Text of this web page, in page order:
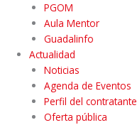
PGOM
Aula Mentor
Guadalinfo
Actualidad
Noticias
Agenda de Eventos
Perfil del contratante
Oferta pública